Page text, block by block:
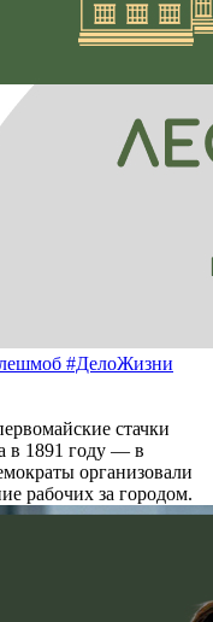
#ДелоЖизни
стачки
в 1891 году — в
организовали
рабочих за городом.